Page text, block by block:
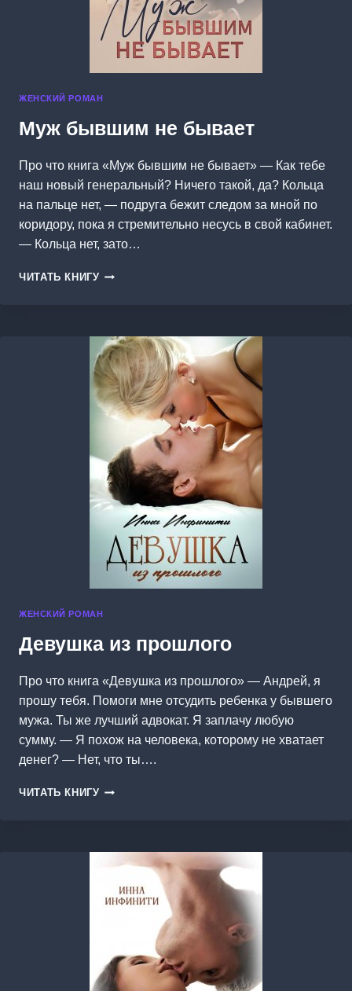
ЖЕНСКИЙ РОМАН
Муж бывшим не бывает
Про что книга «Муж бывшим не бывает» — Как тебе
наш новый генеральный? Ничего такой, да? Кольца
на пальце нет, — подруга бежит следом за мной по
коридору, пока я стремительно несусь в свой кабинет.
— Кольца нет, зато…
ЧИТАТЬ КНИГУ МУЖ
ЖЕНСКИЙ РОМАН
Девушка из прошлого
Про что книга «Девушка из прошлого» — Андрей, я
прошу тебя. Помоги мне отсудить ребенка у бывшего
мужа. Ты же лучший адвокат. Я заплачу любую
сумму. — Я похож на человека, которому не хватает
денег? — Нет, что ты….
ЧИТАТЬ КНИГУ ДЕВУШКА